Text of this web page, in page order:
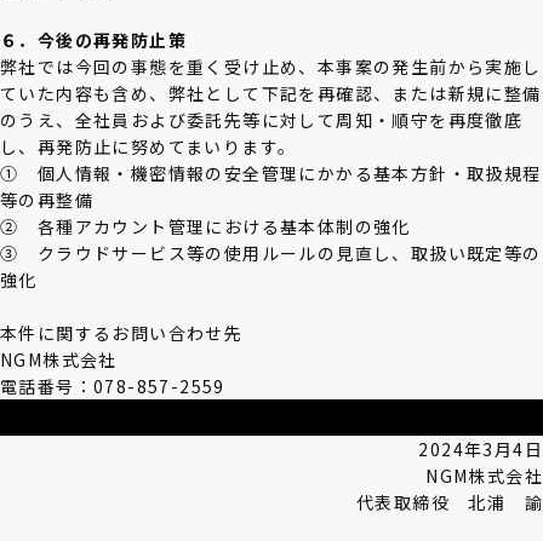
６．今後の再発防止策
弊社では今回の事態を重く受け止め、本事案の発生前から実施し
ていた内容も含め、弊社として下記を再確認、または新規に整備
のうえ、全社員および委託先等に対して周知・順守を再度徹底
し、再発防止に努めてまいります。
① 個人情報・機密情報の安全管理にかかる基本方針・取扱規程
等の再整備
② 各種アカウント管理における基本体制の強化
③ クラウドサービス等の使用ルールの見直し、取扱い既定等の
強化
本件に関するお問い合わせ先
NGM株式会社
電話番号：078-857-2559
2024年3月4日
NGM株式会社
代表取締役 北浦 諭